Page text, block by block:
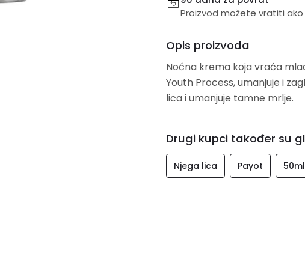
Proizvod možete vratiti
Opis proizvoda
Noćna krema koja vraća
Youth Process, umanjuje i
lica i umanjuje tamne mrlje.
Drugi kupci također su
Njega lica Payot 50ml